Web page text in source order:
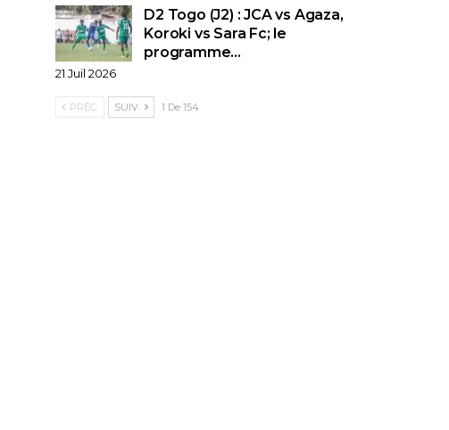
D2 Togo (J2) : JCA vs Agaza,
Koroki vs Sara Fc; le
programme…
21 Juil 2026
PRÉC. SUIV. 1 De 154